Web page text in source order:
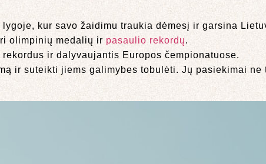
kur savo žaidimu traukia dėmesį ir garsina
olimpinių medalių ir pasaulio rekordų.
ir dalyvaujantis Europos čempionatuose.
ir suteikti jiems galimybes tobulėti. Jų pasiekimai ne